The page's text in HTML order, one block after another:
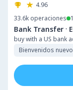
4.96
33.6k operaciones
Bank Transfer ·
buy with a US bank
Bienvenidos